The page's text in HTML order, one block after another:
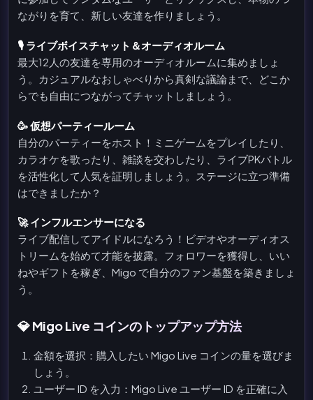
ながりを育て、新しい友達を作りましょう。
🎙️ ライブボイスチャット＆オーディオルーム
最大12人の友達を専用のオーディオルームに集めましょ
う。カジュアルなおしゃべりから真剣な議論まで、どこか
らでも自由につながってチャットしましょう。
🥳 仮想パーティールーム
自分のパーティーをホスト！ミニゲームをプレイしたり、
カラオケを歌ったり、雑談を交わしたり、ライブPKバトル
を活性化して人気を証明しましょう。ステージに立つ準備
はできましたか？
🚀 インフルエンサーになる
ライブ配信してアイドルになろう！ビデオやオーディオス
トリームを始めて才能を披露。フォロワーを獲得し、いい
ねやギフトを稼ぎ、Migo で自分のファン基盤を築きましょ
う。
💎 Migo Live コインのトップアップ方法
金額を選択：購入したい Migo Live コインの量を選びま
しょう。
ユーザー ID を入力：Migo Live ユーザー ID を正確に入